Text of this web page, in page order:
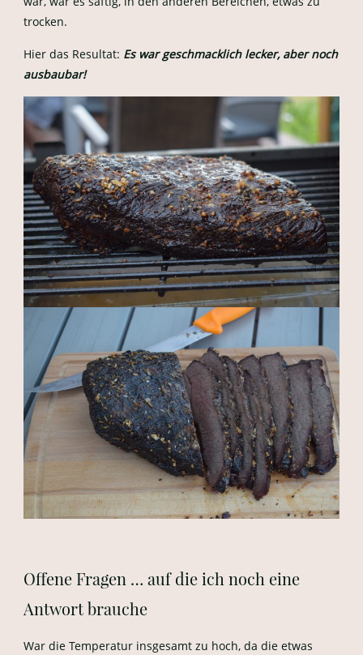
trocken.
Hier das Resultat: Es war geschmacklich lecker, aber noch
ausbaubar!
Offene Fragen … auf die ich noch eine
Antwort brauche
War die Temperatur insgesamt zu hoch, da die etwas